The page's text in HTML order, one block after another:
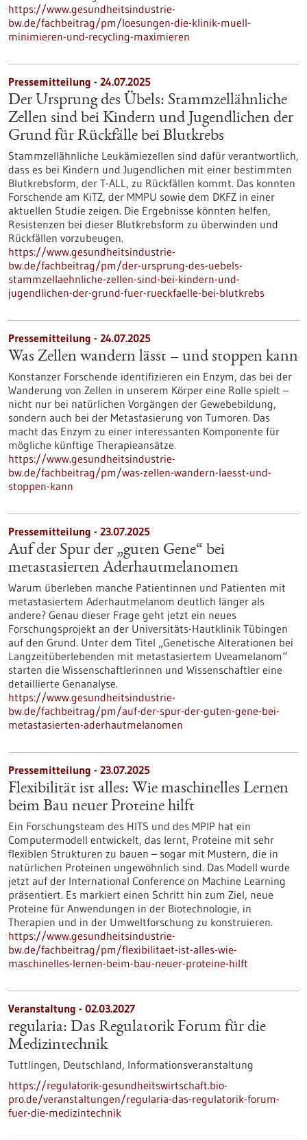
https://www.gesundheitsindustrie-
bw.de/fachbeitrag/pm/loesungen-die-klinik-muell-
minimieren-und-recycling-maximieren
Pressemitteilung - 24.07.2025
Der Ursprung des Übels: Stammzellähnliche
Zellen sind bei Kindern und Jugendlichen der
Grund für Rückfälle bei Blutkrebs
Stammzellähnliche Leukämiezellen sind dafür verantwortlich,
dass es bei Kindern und Jugendlichen mit einer bestimmten
Blutkrebsform, der T-ALL, zu Rückfällen kommt. Das konnten
Forschende am KiTZ, der MMPU sowie dem DKFZ in einer
aktuellen Studie zeigen. Die Ergebnisse könnten helfen,
Resistenzen bei dieser Blutkrebsform zu überwinden und
Rückfällen vorzubeugen.
https://www.gesundheitsindustrie-
bw.de/fachbeitrag/pm/der-ursprung-des-uebels-
stammzellaehnliche-zellen-sind-bei-kindern-und-
jugendlichen-der-grund-fuer-rueckfaelle-bei-blutkrebs
Pressemitteilung - 24.07.2025
Was Zellen wandern lässt – und stoppen kann
Konstanzer Forschende identifizieren ein Enzym, das bei der
Wanderung von Zellen in unserem Körper eine Rolle spielt –
nicht nur bei natürlichen Vorgängen der Gewebebildung,
sondern auch bei der Metastasierung von Tumoren. Das
macht das Enzym zu einer interessanten Komponente für
mögliche künftige Therapieansätze.
https://www.gesundheitsindustrie-
bw.de/fachbeitrag/pm/was-zellen-wandern-laesst-und-
stoppen-kann
Pressemitteilung - 23.07.2025
Auf der Spur der „guten Gene“ bei
metastasierten Aderhautmelanomen
Warum überleben manche Patientinnen und Patienten mit
metastasiertem Aderhautmelanom deutlich länger als
andere? Genau dieser Frage geht jetzt ein neues
Forschungsprojekt an der Universitäts-Hautklinik Tübingen
auf den Grund. Unter dem Titel „Genetische Alterationen bei
Langzeitüberlebenden mit metastasiertem Uveamelanom“
starten die Wissenschaftlerinnen und Wissenschaftler eine
detaillierte Genanalyse.
https://www.gesundheitsindustrie-
bw.de/fachbeitrag/pm/auf-der-spur-der-guten-gene-bei-
metastasierten-aderhautmelanomen
Pressemitteilung - 23.07.2025
Flexibilität ist alles: Wie maschinelles Lernen
beim Bau neuer Proteine hilft
Ein Forschungsteam des HITS und des MPIP hat ein
Computermodell entwickelt, das lernt, Proteine mit sehr
flexiblen Strukturen zu bauen – sogar mit Mustern, die in
natürlichen Proteinen ungewöhnlich sind. Das Modell wurde
jetzt auf der International Conference on Machine Learning
präsentiert. Es markiert einen Schritt hin zum Ziel, neue
Proteine für Anwendungen in der Biotechnologie, in
Therapien und in der Umweltforschung zu konstruieren.
https://www.gesundheitsindustrie-
bw.de/fachbeitrag/pm/flexibilitaet-ist-alles-wie-
maschinelles-lernen-beim-bau-neuer-proteine-hilft
Veranstaltung - 02.03.2027
regularia: Das Regulatorik Forum für die
Medizintechnik
Tuttlingen, Deutschland, Informationsveranstaltung
https://regulatorik-gesundheitswirtschaft.bio-
pro.de/veranstaltungen/regularia-das-regulatorik-forum-
fuer-die-medizintechnik